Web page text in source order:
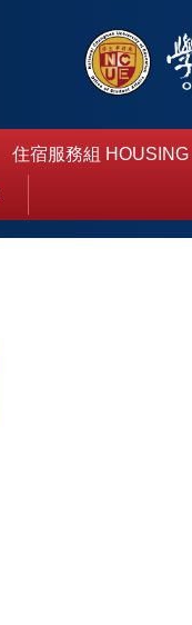
住宿服務組 HOUSING